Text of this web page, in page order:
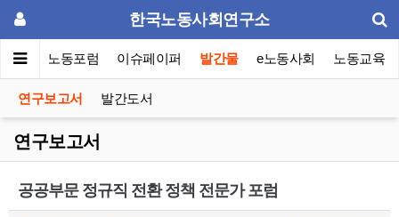
한국노동사회연구소
개 노동포럼 이슈페이퍼 발간물 e노동사회 노동교육
연구보고서 발간도서
연구보고서
공공부문 정규직 전환 정책 전문가 포럼